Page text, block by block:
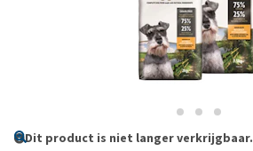
Dit product is niet langer verkrijgbaar.